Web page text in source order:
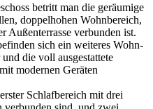
betritt man die geräumige
doppelhohen Wohnbereich,
Außenterrasse verbunden ist.
sich ein weiteres Wohn-
die voll ausgestattete
modernen Geräten
Schlafbereich mit drei